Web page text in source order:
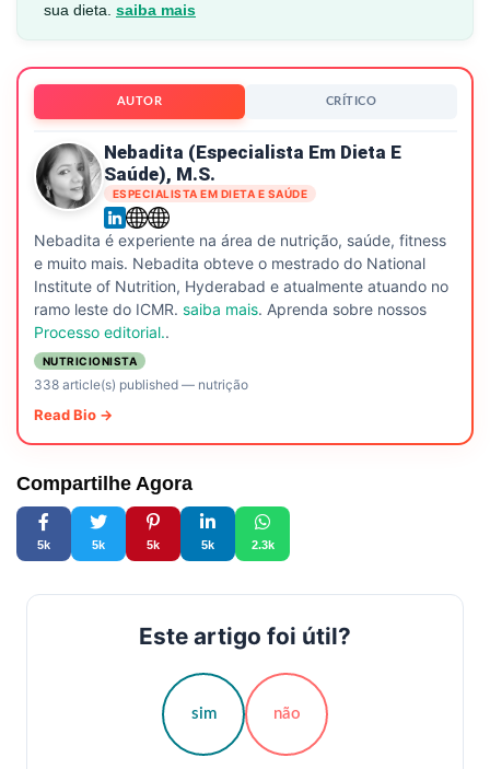
sua dieta. saiba mais
AUTOR CRÍTICO
Nebadita (especialista Em Dieta E
Saúde), M.S.
ESPECIALISTA EM DIETA E SAÚDE
Nebadita é experiente na área de nutrição, saúde, fitness
e muito mais. Nebadita obteve o mestrado do National
Institute of Nutrition, Hyderabad e atualmente atuando no
ramo leste do ICMR. saiba mais. Aprenda sobre nossos
Processo editorial..
NUTRICIONISTA
338 article(s) published— nutrição
Read Bio →
Compartilhe Agora
5k 5k 5k 5k 2.3k
Este artigo foi útil?
sim não